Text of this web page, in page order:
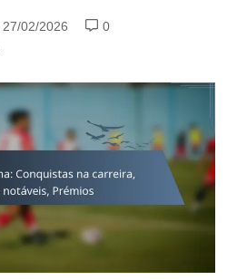
27/02/2026
0